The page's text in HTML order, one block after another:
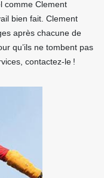
comme Clement
bien fait. Clement
après chacune de
qu’ils ne tombent pas
contactez-le !